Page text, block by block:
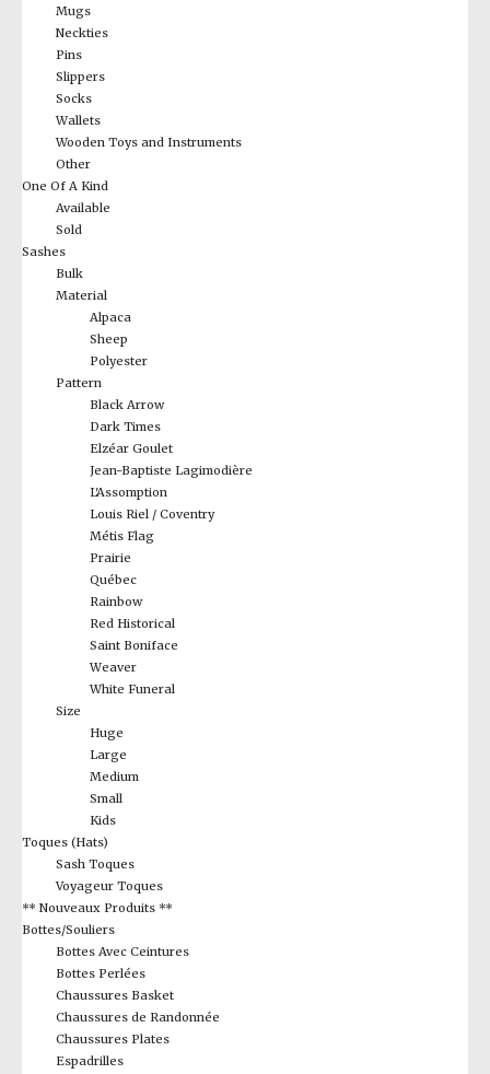
Mugs
Neckties
Pins
Slippers
Socks
Wallets
Wooden Toys and Instruments
Other
One Of A Kind
Available
Sold
Sashes
Bulk
Material
Alpaca
Sheep
Polyester
Pattern
Black Arrow
Dark Times
Elzéar Goulet
Jean-Baptiste Lagimodière
L'Assomption
Louis Riel / Coventry
Métis Flag
Prairie
Québec
Rainbow
Red Historical
Saint Boniface
Weaver
White Funeral
Size
Huge
Large
Medium
Small
Kids
Toques (Hats)
Sash Toques
Voyageur Toques
** Nouveaux Produits **
Bottes/Souliers
Bottes Avec Ceintures
Bottes Perlées
Chaussures Basket
Chaussures de Randonnée
Chaussures Plates
Espadrilles